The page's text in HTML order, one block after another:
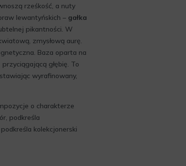
rześkość, a nuty
lewantyńskich – gałka
pikantności. W
zmysłową aurę.
Baza oparta na
głębię. To
wyrafinowany,
o charakterze
podkreśla
kolekcjonerski